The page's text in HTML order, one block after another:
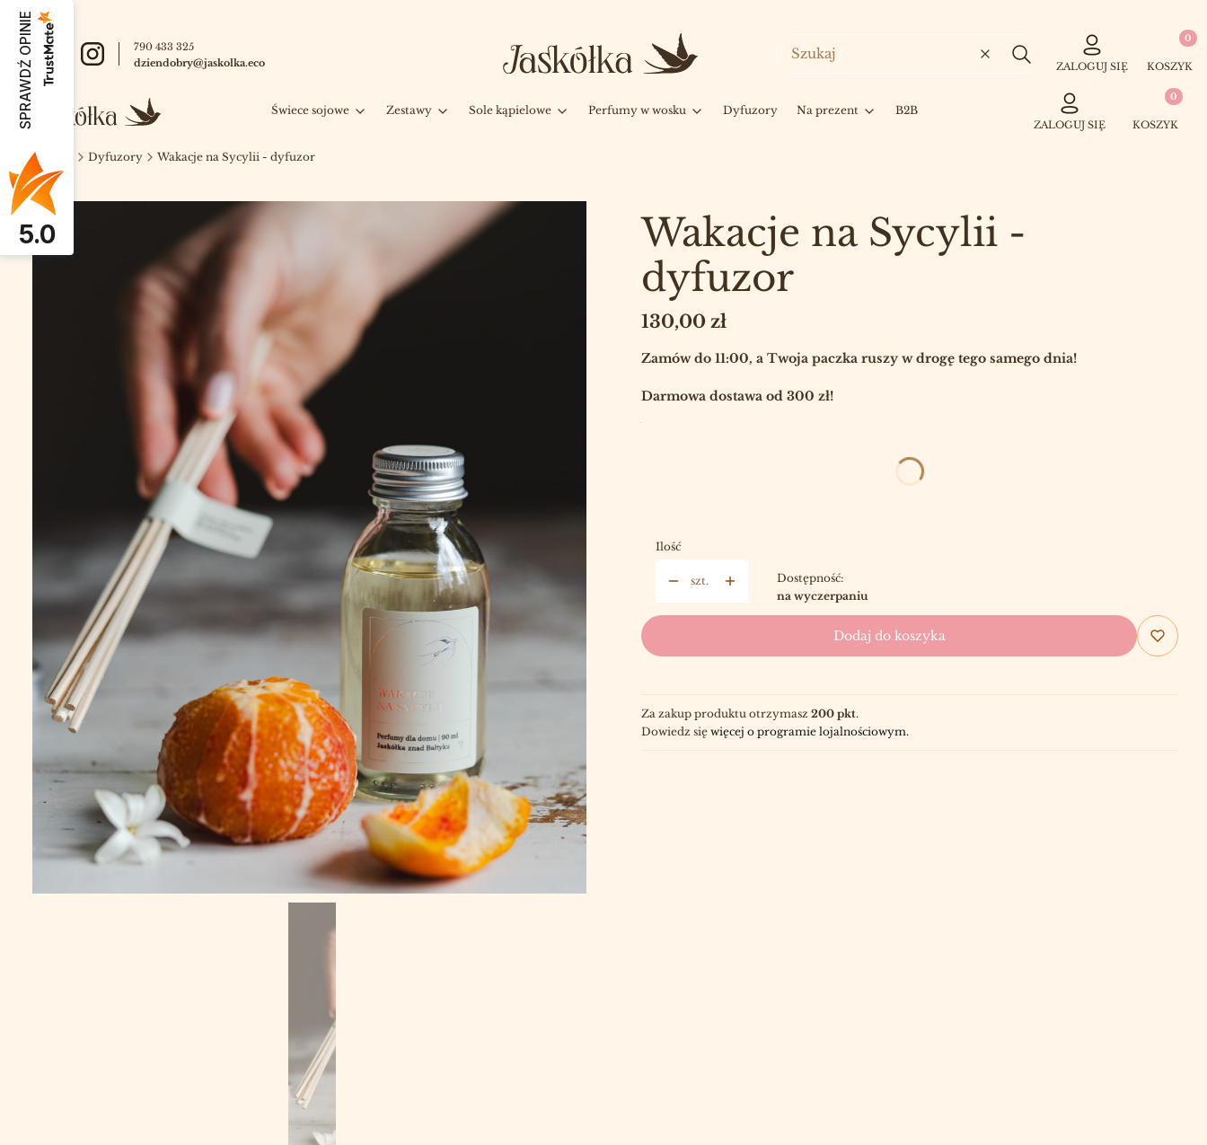
790 433 325
dziendobry@jaskolka.eco
WyczyśćSzukaj ZALOGUJ SIĘ KOSZYK
Świece sojowe Zestawy Sole kąpielowe Perfumy w wosku Dyfuzory Na prezent B2B
ZALOGUJ SIĘ
Produkty
KOSZYK
Jaskółka Dyfuzory Wakacje na Sycylii - dyfuzor
Wakacje na Sycylii -
dyfuzor
Cena
130,00 zł
Zamów do 11:00, a Twoja paczka ruszy w drogę tego samego dnia!
Darmowa dostawa od 300 zł!
Ilość
szt.
Dostępność:
na wyczerpaniu
Dodaj do koszyka
Za zakup produktu otrzymasz 200 pkt.
Dowiedz się więcej o programie lojalnościowym.
SPRAWDŹ OPINIE
5.0